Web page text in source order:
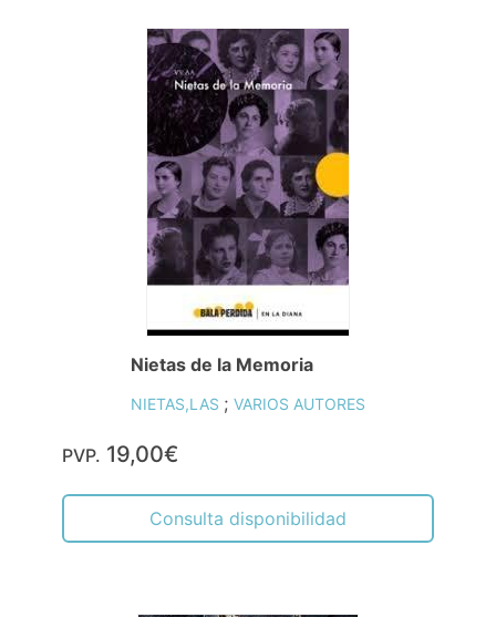
Nietas de la Memoria
NIETAS,LAS ; VARIOS AUTORES
PVP. 19,00€
Consulta disponibilidad